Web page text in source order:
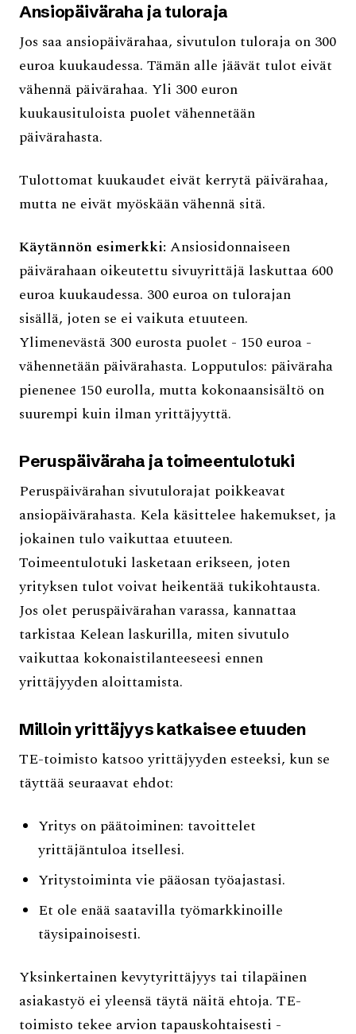
Ansiopäiväraha ja tuloraja
Jos saa ansiopäivärahaa, sivutulon tuloraja on 300
euroa kuukaudessa. Tämän alle jäävät tulot eivät
vähennä päivärahaa. Yli 300 euron
kuukausituloista puolet vähennetään
päivärahasta.
Tulottomat kuukaudet eivät kerrytä päivärahaa,
mutta ne eivät myöskään vähennä sitä.
Käytännön esimerkki: Ansiosidonnaiseen
päivärahaan oikeutettu sivuyrittäjä laskuttaa 600
euroa kuukaudessa. 300 euroa on tulorajan
sisällä, joten se ei vaikuta etuuteen.
Ylimenevästä 300 eurosta puolet - 150 euroa -
vähennetään päivärahasta. Lopputulos: päiväraha
pienenee 150 eurolla, mutta kokonaansisältö on
suurempi kuin ilman yrittäjyyttä.
Peruspäiväraha ja toimeentulotuki
Peruspäivärahan sivutulorajat poikkeavat
ansiopäivärahasta. Kela käsittelee hakemukset, ja
jokainen tulo vaikuttaa etuuteen.
Toimeentulotuki lasketaan erikseen, joten
yrityksen tulot voivat heikentää tukikohtausta.
Jos olet peruspäivärahan varassa, kannattaa
tarkistaa Kelean laskurilla, miten sivutulo
vaikuttaa kokonaistilanteeseesi ennen
yrittäjyyden aloittamista.
Milloin yrittäjyys katkaisee etuuden
TE-toimisto katsoo yrittäjyyden esteeksi, kun se
täyttää seuraavat ehdot:
Yritys on päätoiminen: tavoittelet
yrittäjäntuloa itsellesi.
Yritystoiminta vie pääosan työajastasi.
Et ole enää saatavilla työmarkkinoille
täysipainoisesti.
Yksinkertainen kevytyrittäjyys tai tilapäinen
asiakastyö ei yleensä täytä näitä ehtoja. TE-
toimisto tekee arvion tapauskohtaisesti -